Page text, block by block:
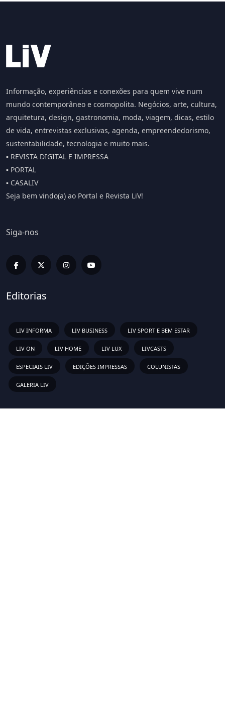
Informação, experiências e conexões para quem vive num
mundo contemporâneo e cosmopolita. Negócios, arte, cultura,
arquitetura, design, gastronomia, moda, viagem, dicas, estilo
de vida, entrevistas exclusivas, agenda, empreendedorismo,
sustentabilidade, tecnologia e muito mais.
▪️ REVISTA DIGITAL E IMPRESSA
▪️ PORTAL
▪️ CASALIV
Seja bem vindo(a) ao Portal e Revista LiV!
Siga-nos
Editorias
LIV INFORMA LIV BUSINESS LIV SPORT E BEM ESTAR
LIV ON LIV HOME LIV LUX LIVCASTS
ESPECIAIS LIV EDIÇÕES IMPRESSAS COLUNISTAS
GALERIA LIV